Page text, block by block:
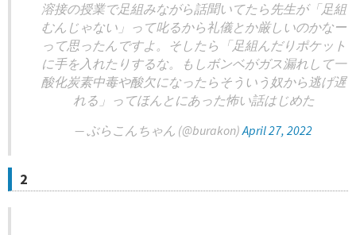
溶接の授業で足組みながら話聞いてたら先生が「足組
むんじゃない」って叱るから礼儀とか厳しいのかなー
って思ったんですよ。そしたら「足組んだりポケット
に手を入れたりするな。もしボンベがガス漏れして一
酸化炭素中毒や酸欠になったらそういう奴から逃げ遅
れる」ってほんとにあった怖い話はじめた
— ぶらこんちゃん (@burakon)April 27, 2022
2